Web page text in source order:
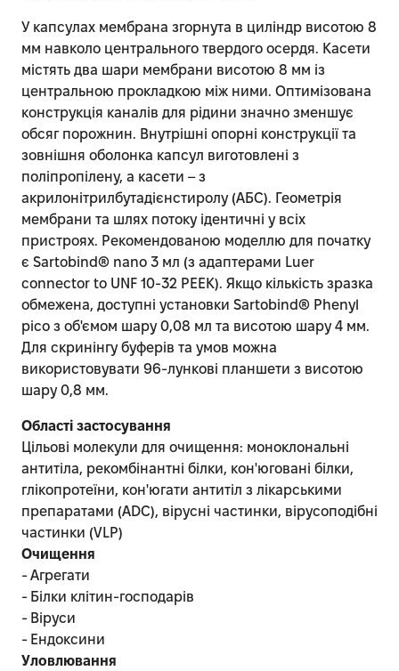
У капсулах мембрана згорнута в циліндр висотою 8
мм навколо центрального твердого осердя. Касети
містять два шари мембрани висотою 8 мм із
центральною прокладкою між ними. Оптимізована
конструкція каналів для рідини значно зменшує
обсяг порожнин. Внутрішні опорні конструкції та
зовнішня оболонка капсул виготовлені з
поліпропілену, а касети – з
акрилонітрилбутадієнстиролу (АБС). Геометрія
мембрани та шлях потоку ідентичні у всіх
пристроях. Рекомендованою моделлю для початку
є Sartobind® nano 3 мл (з адаптерами Luer
connector to UNF 10-32 PEEK). Якщо кількість зразка
обмежена, доступні установки Sartobind® Phenyl
pico з об'ємом шару 0,08 мл та висотою шару 4 мм.
Для скринінгу буферів та умов можна
використовувати 96-лункові планшети з висотою
шару 0,8 мм.
Області застосування
Цільові молекули для очищення: моноклональні
антитіла, рекомбінантні білки, кон'юговані білки,
глікопротеїни, кон'югати антитіл з лікарськими
препаратами (ADC), вірусні частинки, вірусоподібні
частинки (VLP)
Очищення
- Агрегати
- Білки клітин-господарів
- Віруси
- Ендоксини
Уловлювання